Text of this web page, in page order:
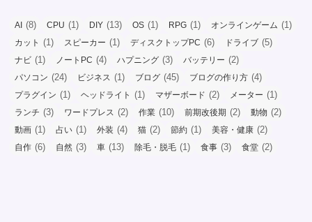
AI (8) CPU (1) DIY (13) OS (1) RPG (1) オンラインゲーム (1)
カット (1) スピーカー (1) ディスクトップPC (6) ドライブ (5)
ナビ (1) ノートPC (4) ハプニング (3) バッテリー (2)
パソコン (24) ビジネス (1) ブログ (45) ブログの作り方 (4)
プラグイン (1) ヘッドライト (1) マザーボード (2) メーター (1)
ランチ (3) ワードプレス (2) 作業 (10) 前期改後期 (2) 動物 (2)
動画 (1) 占い (1) 外装 (4) 猫 (2) 節約 (1) 美容・健康 (2)
自作 (6) 自然 (3) 車 (13) 除毛・脱毛 (1) 食事 (3) 食堂 (2)